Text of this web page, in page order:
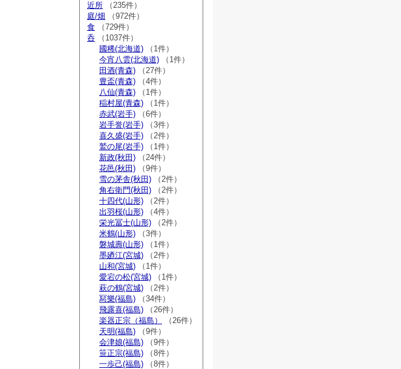
近所 （235件）
庭/畑 （972件）
食 （729件）
呑 （1037件）
國稀(北海道) （1件）
今宵八雲(北海道) （1件）
田酒(青森) （27件）
豊盃(青森) （4件）
八仙(青森) （1件）
稲村屋(青森) （1件）
赤武(岩手) （6件）
岩手誉(岩手) （3件）
喜久盛(岩手) （2件）
鷲の尾(岩手) （1件）
新政(秋田) （24件）
花邑(秋田) （9件）
雪の茅舎(秋田) （2件）
角右衛門(秋田) （2件）
十四代(山形) （2件）
出羽桜(山形) （4件）
栄光冨士(山形) （2件）
米鶴(山形) （3件）
磐城壽(山形) （1件）
墨廼江(宮城) （2件）
山和(宮城) （1件）
愛宕の松(宮城) （1件）
萩の鶴(宮城) （2件）
冩樂(福島) （34件）
飛露喜(福島) （26件）
楽器正宗（福島）
（26件）
天明(福島) （9件）
会津娘(福島) （9件）
笹正宗(福島) （8件）
一歩己(福島) （8件）